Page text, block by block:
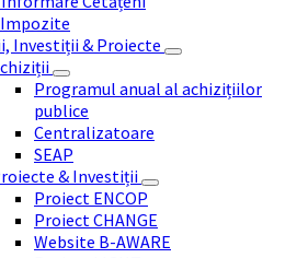
Impozite
Investiții & Proiecte
Programul anual al achizițiilor
publice
Centralizatoare
SEAP
& Investiții
Proiect ENCOP
Proiect CHANGE
Website B-AWARE